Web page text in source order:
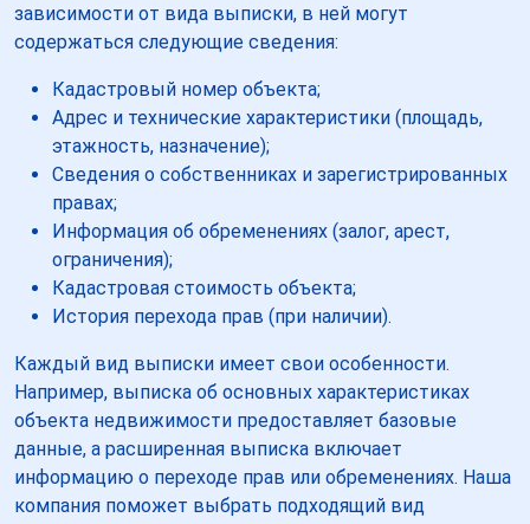
зависимости от вида выписки, в ней могут
содержаться следующие сведения:
Кадастровый номер объекта;
Адрес и технические характеристики (площадь,
этажность, назначение);
Сведения о собственниках и зарегистрированных
правах;
Информация об обременениях (залог, арест,
ограничения);
Кадастровая стоимость объекта;
История перехода прав (при наличии).
Каждый вид выписки имеет свои особенности.
Например, выписка об основных характеристиках
объекта недвижимости предоставляет базовые
данные, а расширенная выписка включает
информацию о переходе прав или обременениях. Наша
компания поможет выбрать подходящий вид